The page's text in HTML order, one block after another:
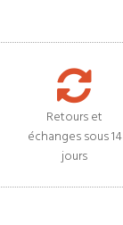
Retours et
échanges sous 14
jours